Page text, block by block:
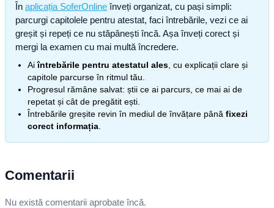
În aplicația SoferOnline înveți organizat, cu pași simpli:
parcurgi capitolele pentru atestat, faci întrebările, vezi ce ai
greșit și repeți ce nu stăpânești încă. Așa înveți corect și
mergi la examen cu mai multă încredere.
Aiîntrebările pentru atestatul ales , cu explicații clare și
capitole parcurse în ritmul tău.
Progresul rămâne salvat: știi ce ai parcurs, ce mai ai de
repetat și cât de pregătit ești.
Întrebările greșite revin în mediul de învățare până fixezi
corect informația
Comentarii
Nu există comentarii aprobate încă.